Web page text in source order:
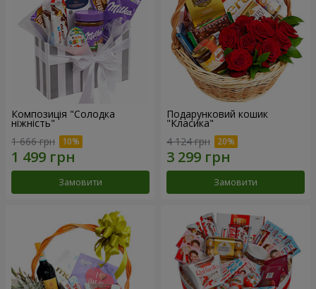
Композиція "Солодка
ніжність"
1 666 грн
Замовити
Подарунковий кошик
"Класика"
4 124 грн
Замовити